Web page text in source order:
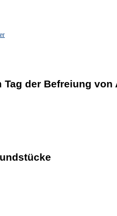
Tag der Befreiung von